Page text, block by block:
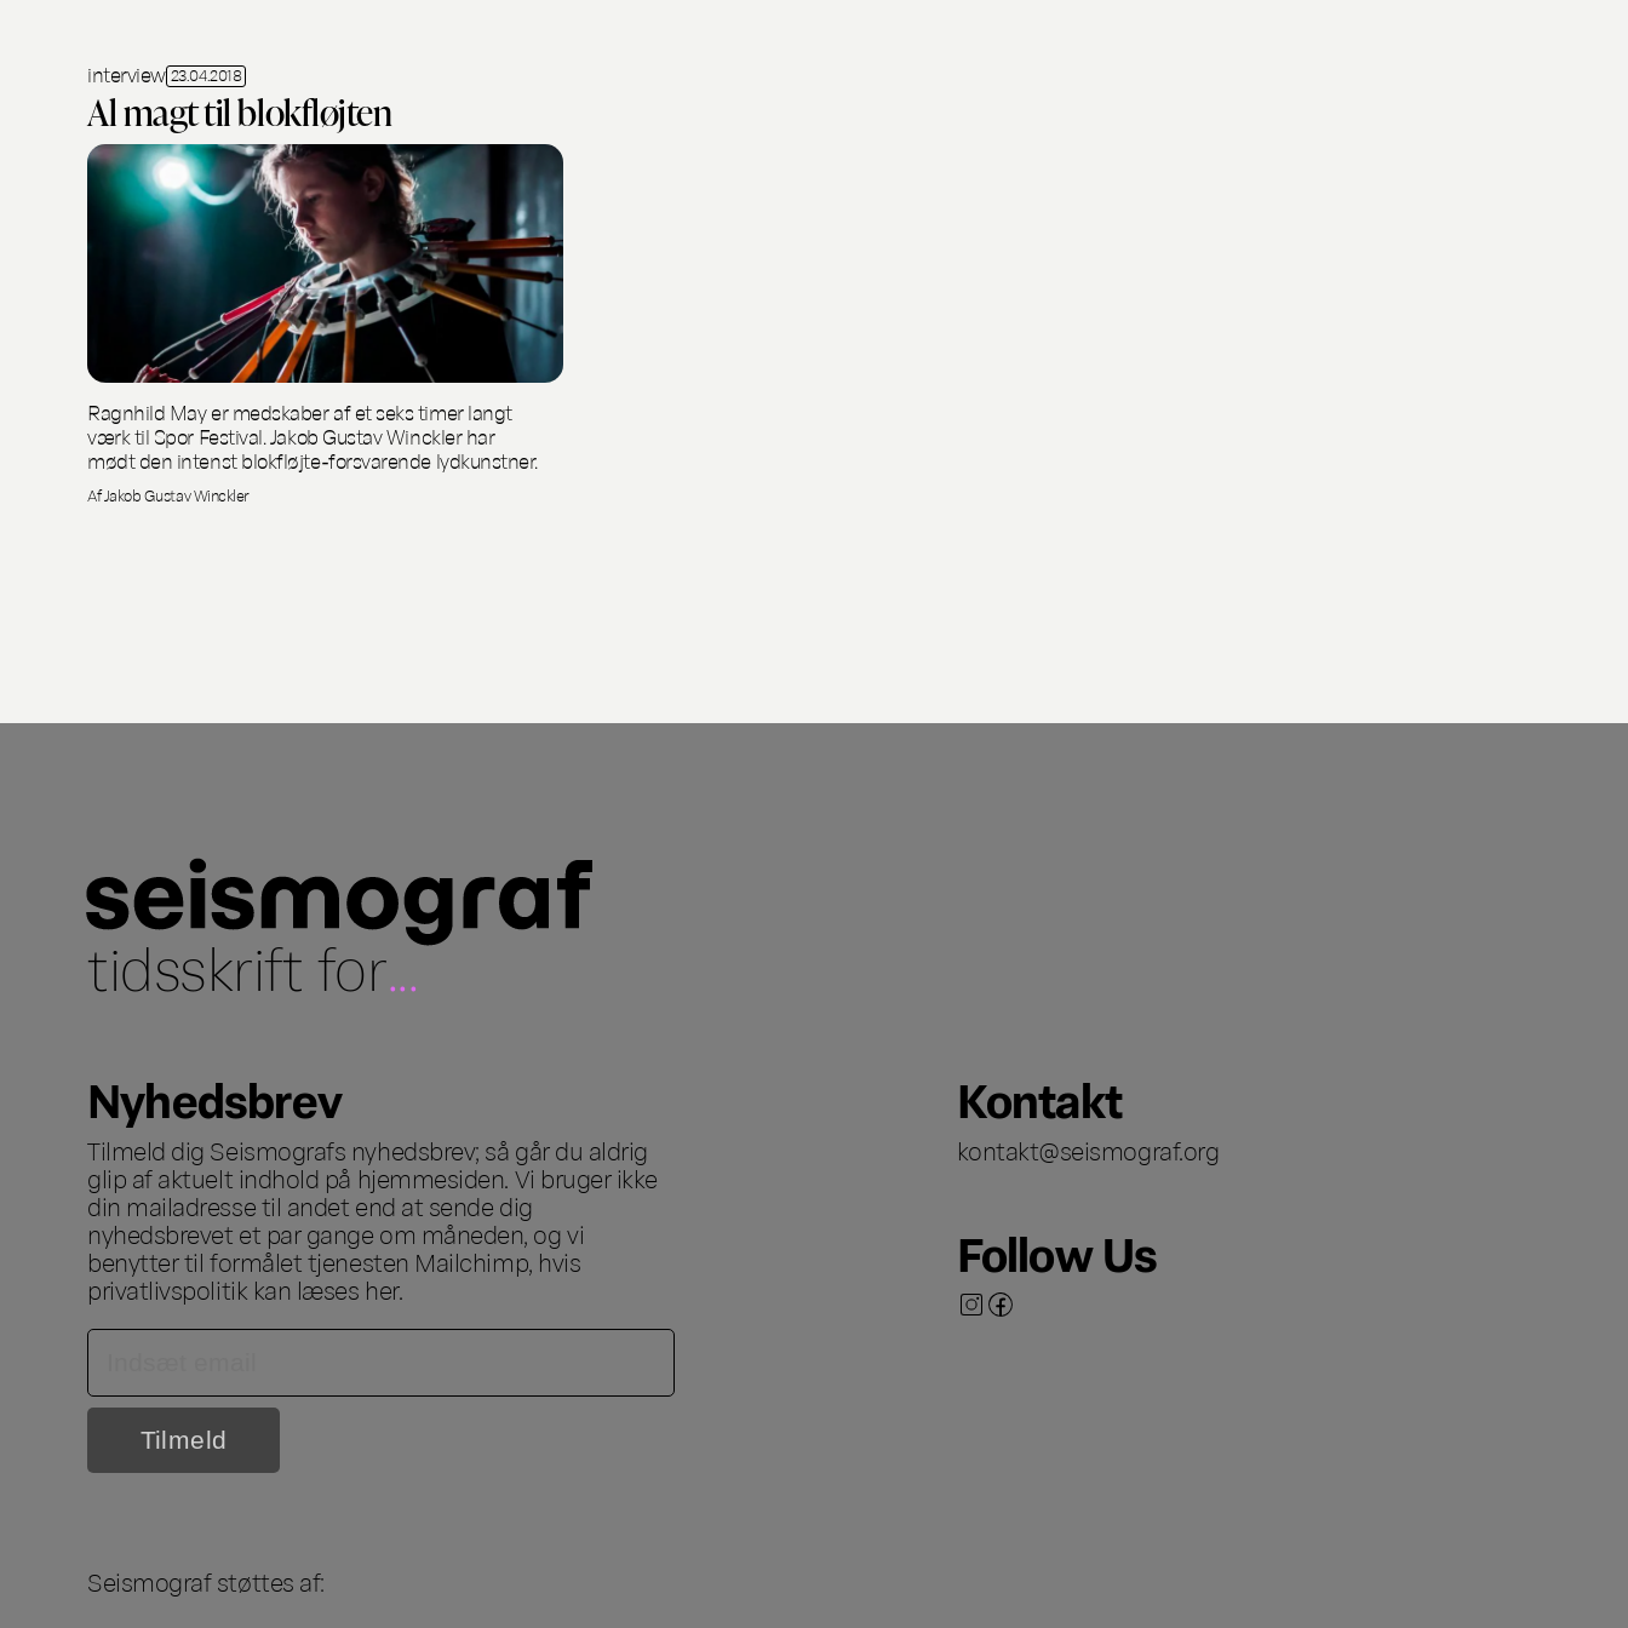
interview 23.04.2018
Al magt til blokfløjten
Ragnhild May er medskaber af et seks timer langt
værk til Spor Festival. Jakob Gustav Winckler har
mødt den intenst blokfløjte-forsvarende lydkunstner.
Af Jakob Gustav Winckler
tidsskrift for...
Nyhedsbrev
Tilmeld dig Seismografs nyhedsbrev; så går du aldrig
glip af aktuelt indhold på hjemmesiden. Vi bruger ikke
din mailadresse til andet end at sende dig
nyhedsbrevet et par gange om måneden, og vi
benytter til formålet tjenesten Mailchimp, hvis
privatlivspolitik kan læses her.
Kontakt
kontakt@seismograf.org
Follow Us
Seismograf støttes af: